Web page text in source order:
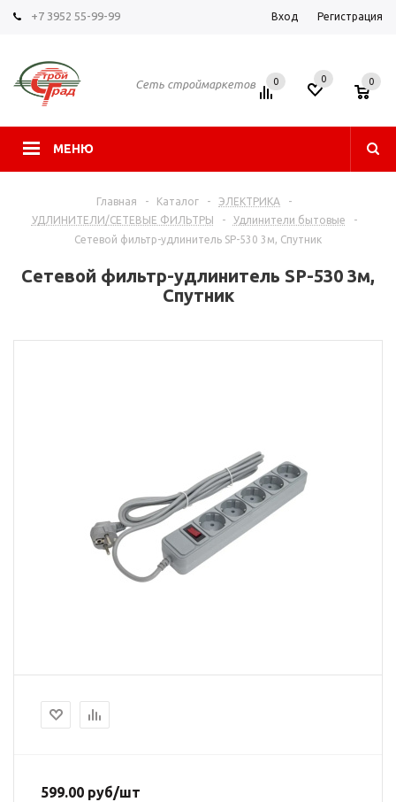
+7 3952 55-99-99 Вход Регистрация
Сеть строймаркетов
МЕНЮ
0 0 0
Главная - Каталог - ЭЛЕКТРИКА
-
УДЛИНИТЕЛИ/СЕТЕВЫЕ ФИЛЬТРЫ
- Удлинители бытовые
-
Сетевой фильтр-удлинитель SP-530 3м, Спутник
Сетевой фильтр-удлинитель SP-530 3м,
Спутник
599.00 руб/шт